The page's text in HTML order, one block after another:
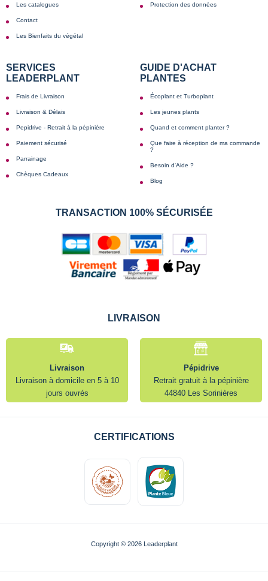
Les catalogues
Contact
Les Bienfaits du végétal
Protection des données
SERVICES
LEADERPLANT
Frais de Livraison
Livraison & Délais
Pepidrive - Retrait à la pépinière
Paiement sécurisé
Parrainage
Chèques Cadeaux
GUIDE D'ACHAT
PLANTES
Écoplant et Turboplant
Les jeunes plants
Quand et comment planter ?
Que faire à réception de ma commande
?
Besoin d'Aide ?
Blog
TRANSACTION 100% SÉCURISÉE
LIVRAISON
Livraison
Livraison à domicile en 5 à 10
jours ouvrés
Pépidrive
Retrait gratuit à la pépinière
44840 Les Sorinières
CERTIFICATIONS
Copyright © 2026 Leaderplant